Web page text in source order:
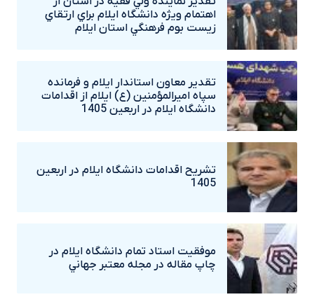
اهتمام ويژه دانشگاه‌ ايلام براي ارتقاي
زيست بوم فرهنگي استان ايلام
تقدير معاون استاندار ايلام و فرمانده
سپاه اميرالمؤمنين (ع) ايلام از اقدامات
دانشگاه ايلام در اربعين 1405
تشريح اقدامات دانشگاه ايلام در اربعين
1405
موفقيت استاد تمام دانشگاه ايلام در
چاپ مقاله در مجله معتبر جهاني